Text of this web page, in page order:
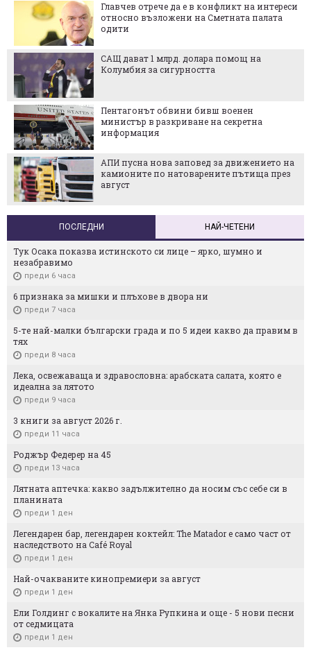
Главчев отрече да е в конфликт на интереси
относно възложени на Сметната палата
одити
САЩ дават 1 млрд. долара помощ на
Колумбия за сигурността
Пентагонът обвини бивш военен
министър в разкриване на секретна
информация
АПИ пусна нова заповед за движението на
камионите по натоварените пътища през
август
ПОСЛЕДНИ НАЙ-ЧЕТЕНИ
Тук Осака показва истинското си лице – ярко, шумно и
незабравимо
преди 6 часа
6 признака за мишки и плъхове в двора ни
преди 7 часа
5-те най-малки български градa и по 5 идеи какво да правим в
тях
преди 8 часа
Лека, освежаваща и здравословна: арабската салата, която е
идеална за лятото
преди 9 часа
3 книги за август 2026 г.
преди 11 часа
Роджър Федерер на 45
преди 13 часа
Лятната аптечка: какво задължително да носим със себе си в
планината
преди 1 ден
Легендарен бар, легендарен коктейл: The Matador е само част от
наследството на Café Royal
преди 1 ден
Най-очакваните кинопремиери за август
преди 1 ден
Ели Голдинг с вокалите на Янка Рупкина и още - 5 нови песни
от седмицата
преди 1 ден